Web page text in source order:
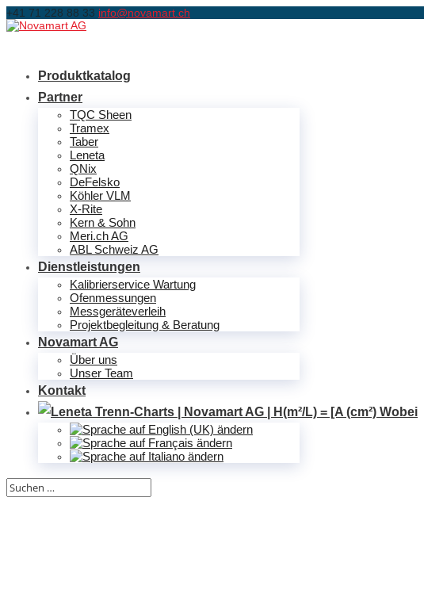
+41 71 228 88 33 info@novamart.ch
Produktkatalog
Partner
TQC Sheen
Tramex
Taber
Leneta
QNix
DeFelsko
Köhler VLM
X-Rite
Kern & Sohn
Meri.ch AG
ABL Schweiz AG
Dienstleistungen
Kalibrierservice Wartung
Ofenmessungen
Messgeräteverleih
Projektbegleitung & Beratung
Novamart AG
Über uns
Unser Team
Kontakt